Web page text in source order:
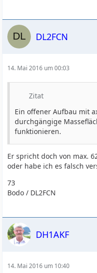
DL2FCN
14. Mai 2016 um 00:03
Zitat
Ein offener Aufbau mit
durchgängige
funktionieren.
Er spricht doch von max.
oder habe ich es falsch
73
Bodo / DL2FCN
DH1AKF
14. Mai 2016 um 10:40